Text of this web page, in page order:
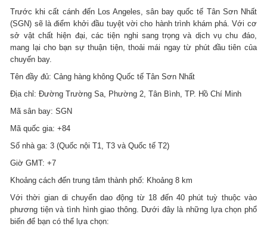
Trước khi cất cánh đến Los Angeles, sân bay quốc tế Tân Sơn Nhất
(SGN) sẽ là điểm khởi đầu tuyệt vời cho hành trình khám phá. Với cơ
sở vật chất hiện đại, các tiện nghi sang trọng và dịch vụ chu đáo,
mang lại cho bạn sự thuận tiện, thoải mái ngay từ phút đầu tiên của
chuyến bay.
Tên đầy đủ: Cảng hàng không Quốc tế Tân Sơn Nhất
Địa chỉ: Đường Trường Sa, Phường 2, Tân Bình, TP. Hồ Chí Minh
Mã sân bay: SGN
Mã quốc gia: +84
Số nhà ga: 3 (Quốc nội T1, T3 và Quốc tế T2)
Giờ GMT: +7
Khoảng cách đến trung tâm thành phố: Khoảng 8 km
Với thời gian di chuyển dao động từ 18 đến 40 phút tuỳ thuộc vào
phương tiện và tình hình giao thông. Dưới đây là những lựa chọn phổ
biến để bạn có thể lựa chọn: